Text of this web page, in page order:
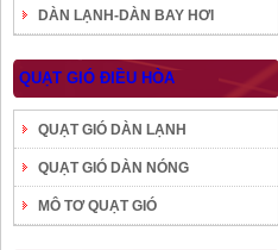
DÀN LẠNH-DÀN BAY HƠI
QUẠT GIÓ ĐIỀU HÒA
QUẠT GIÓ DÀN LẠNH
QUẠT GIÓ DÀN NÓNG
MÔ TƠ QUẠT GIÓ